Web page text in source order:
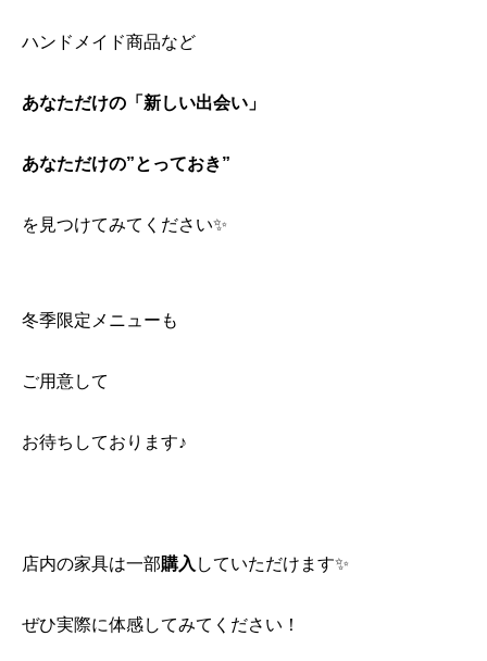
ハンドメイド商品など
あなただけの「新しい出会い」
あなただけの”とっておき”
を見つけてみてください✨
冬季限定メニューも
ご用意して
お待ちしております♪
店内の家具は一部購入 していただけます✨
ぜひ実際に体感してみてください！